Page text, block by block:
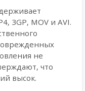
3GP, MOV и AVI.
не
что
высок.